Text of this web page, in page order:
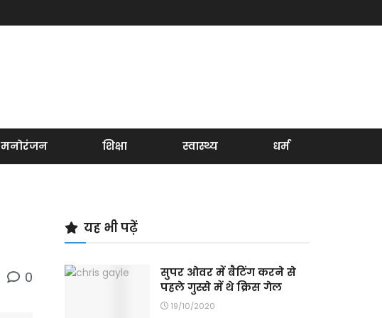
मनोरंजन शिक्षा स्वास्थ्य धर्म
0
यह भी पढ़ें
सुपर ओवर में बैटिंग करने से
पहले गुस्से में थे क्रिस गेल
19/10/2020